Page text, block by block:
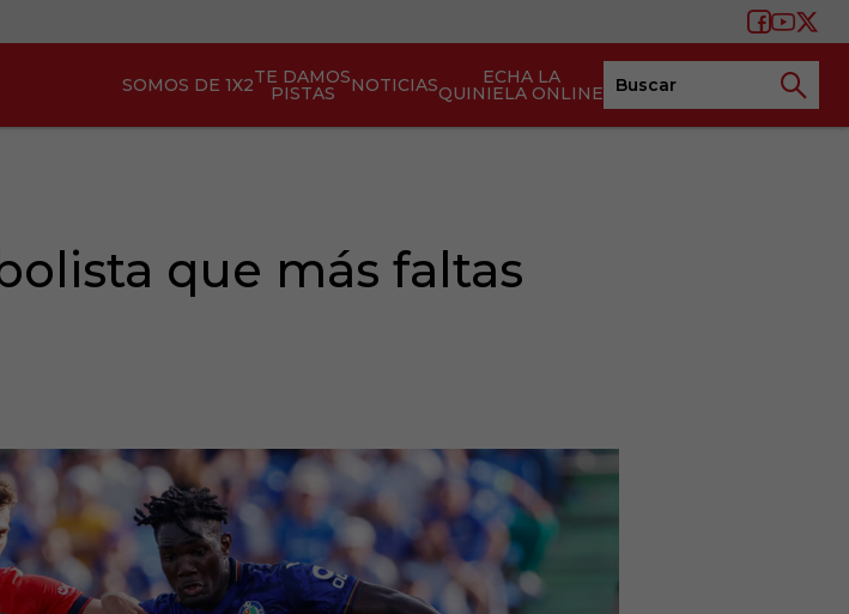
SOMOS DE 1X2TE DAMOS
PISTAS NOTICIAS ECHA LA
QUINIELA ONLINE
que más faltas